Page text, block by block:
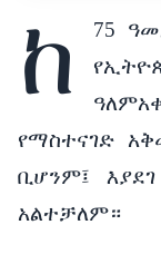
ከ 75
የማስተናገድ
ቢሆንም፤
እያደገ
አልተቻለም።